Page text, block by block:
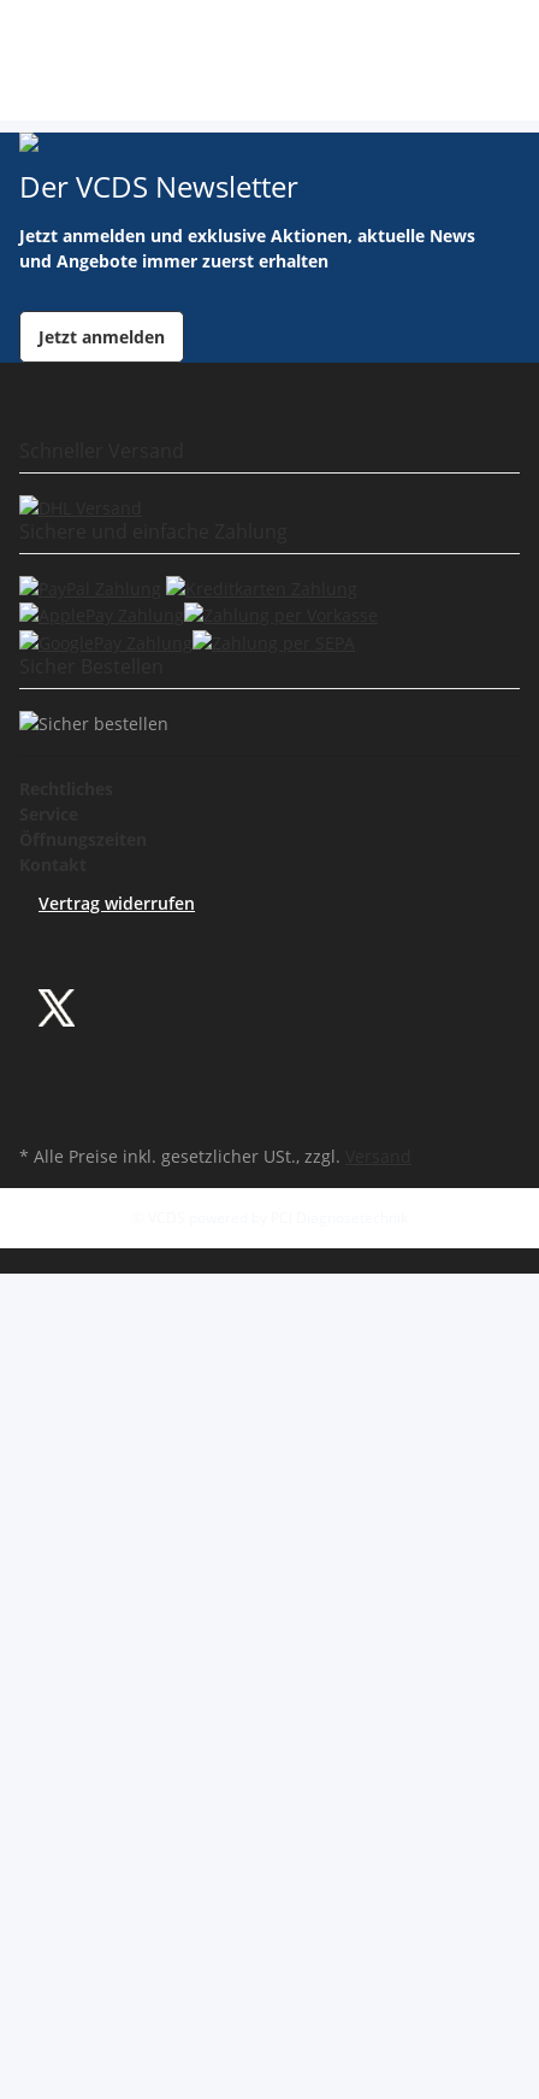
Der VCDS Newsletter
Jetzt anmelden und exklusive Aktionen, aktuelle News
und Angebote immer zuerst erhalten
Jetzt anmelden
Vertrag widerrufen
* Alle Preise inkl. gesetzlicher USt., zzgl.